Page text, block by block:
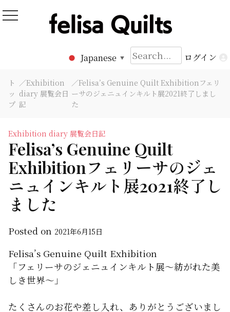
to
Felisa Quilts
パッチワークキルト Felisa Quilts
Japanese ▼
検
索:
ログイン
ト
ッ
プ
／Exhibition
diary 展覧会日
記
／Felisa’s Genuine Quilt Exhibitionフェリ
ーサのジェニュインキルト展2021終了しまし
た
Exhibition diary 展覧会日記
Felisa’s Genuine Quilt
Exhibitionフェリーサのジェ
ニュインキルト展2021終了し
ました
Posted on 2021年6月15日
Felisa’s Genuine Quilt Exhibition
「フェリーサのジェニュインキルト展〜紡がれた美
しき世界〜」
たくさんのお花や差し入れ、ありがとうございまし